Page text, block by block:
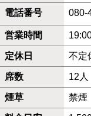
電話番号 080-
営業時間
定休日 不定
席数 12人
煙草 禁煙